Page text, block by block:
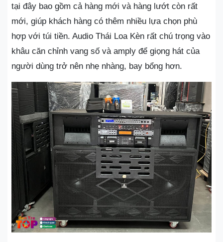
tại đây bao gồm cả hàng mới và hàng lướt còn rất
mới, giúp khách hàng có thêm nhiều lựa chọn phù
hợp với túi tiền. Audio Thái Loa Kèn rất chú trọng vào
khâu căn chỉnh vang số và amply để giọng hát của
người dùng trở nên nhẹ nhàng, bay bổng hơn.